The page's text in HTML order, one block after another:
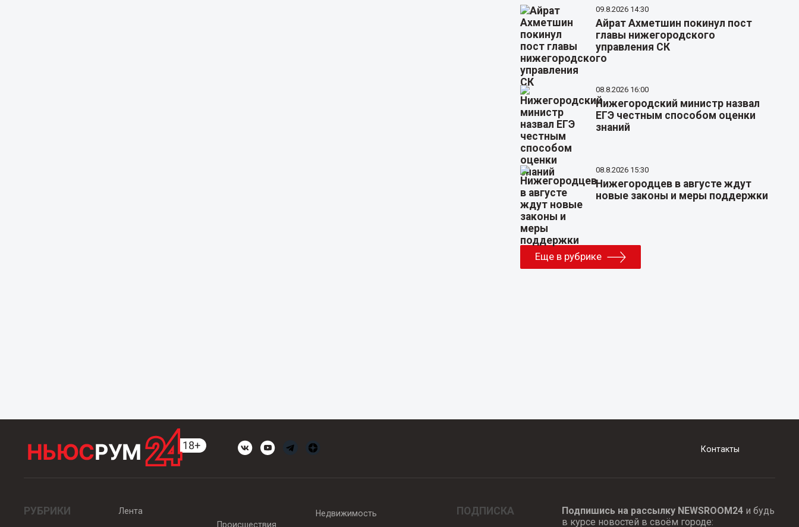
09.8.2026 14:30
Айрат Ахметшин покинул пост
главы нижегородского
управления СК
08.8.2026 16:00
Нижегородский министр назвал
ЕГЭ честным способом оценки
знаний
08.8.2026 15:30
Нижегородцев в августе ждут
новые законы и меры поддержки
Еще в рубрике
Контакты
РУБРИКИ
Лента
Происшествия
Недвижимость ПОДПИСКА Подпишись на рассылку NEWSROOM24и будь
в курсе новостей в своём городе: